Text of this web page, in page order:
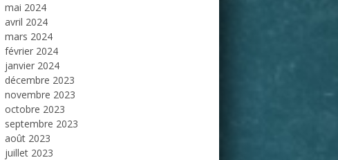
mai 2024
avril 2024
mars 2024
février 2024
janvier 2024
décembre 2023
novembre 2023
octobre 2023
septembre 2023
août 2023
juillet 2023